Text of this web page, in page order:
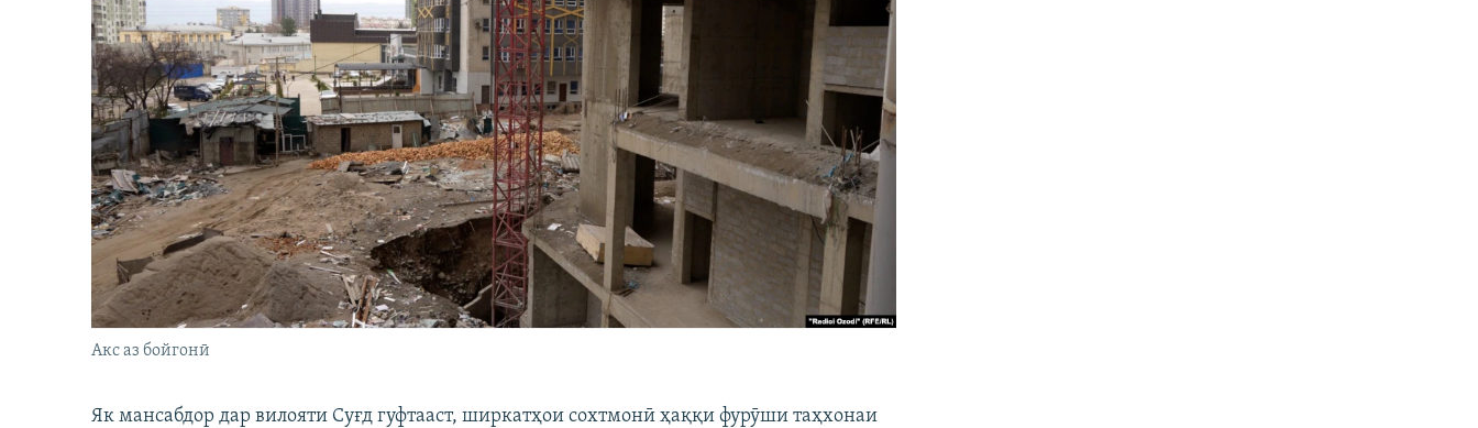
Акс аз бойгонӣ
Як мансабдор дар вилояти Суғд гуфтааст, ширкатҳои сохтмонӣ ҳаққи фурӯши таҳхонаи